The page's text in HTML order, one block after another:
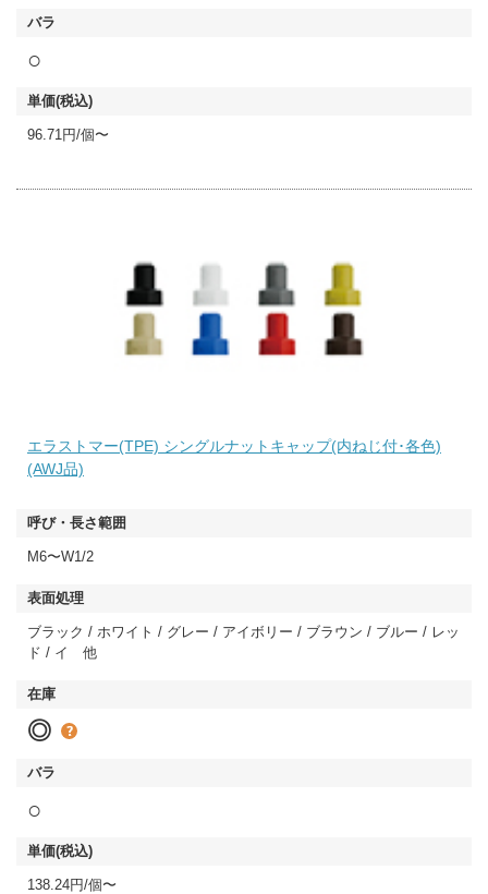
○
96.71円/個〜
エラストマー(TPE) シングルナットキャップ(内ねじ付･各色)
(AWJ品)
M6〜W1/2
ブラック / ホワイト / グレー / アイボリー / ブラウン / ブルー / レッ
ド / イ 他
◎
○
138.24円/個〜